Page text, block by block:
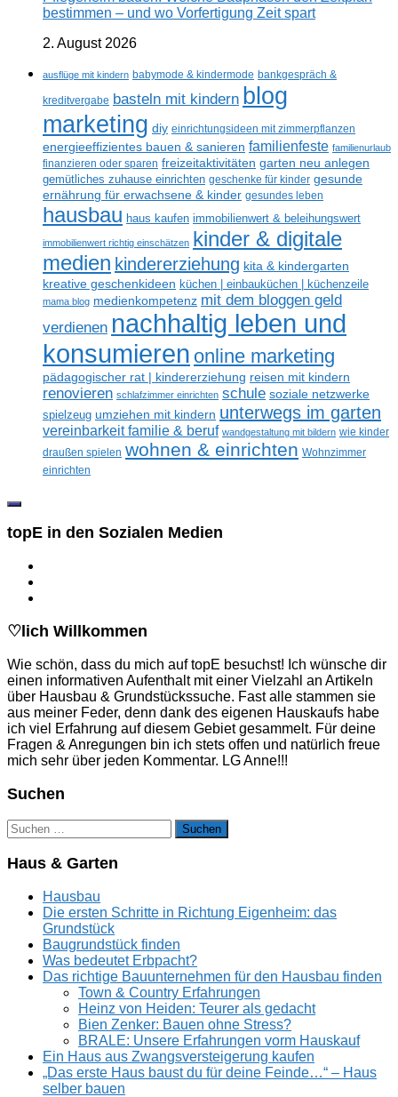
bestimmen – und wo Vorfertigung Zeit spart
2. August 2026
ausflüge mit kindern babymode & kindermode bankgespräch &
kreditvergabe basteln mit kindern blog
marketing diy einrichtungsideen mit zimmerpflanzen
energieeffizientes bauen & sanieren familienfeste familienurlaub
finanzieren oder sparen freizeitaktivitäten garten neu anlegen
gemütliches zuhause einrichten geschenke für kinder gesunde
ernährung für erwachsene & kinder gesundes leben
hausbau haus kaufen immobilienwert & beleihungswert
immobilienwert richtig einschätzen kinder & digitale
medien kindererziehung kita & kindergarten
kreative geschenkideen küchen | einbauküchen | küchenzeile
mama blog medienkompetenz mit dem bloggen geld
verdienen nachhaltig leben und
konsumieren online marketing
pädagogischer rat | kindererziehung reisen mit kindern
renovieren schlafzimmer einrichten schule soziale netzwerke
spielzeug umziehen mit kindern unterwegs im garten
vereinbarkeit familie & beruf wandgestaltung mit bildern wie kinder
draußen spielen wohnen & einrichten Wohnzimmer
einrichten
topE in den Sozialen Medien
♡lich Willkommen
Wie schön, dass du mich auf topE besuchst! Ich wünsche dir
einen informativen Aufenthalt mit einer Vielzahl an Artikeln
über Hausbau & Grundstückssuche. Fast alle stammen sie
aus meiner Feder, denn dank des eigenen Hauskaufs habe
ich viel Erfahrung auf diesem Gebiet gesammelt. Für deine
Fragen & Anregungen bin ich stets offen und natürlich freue
mich sehr über jeden Kommentar. LG Anne!!!
Suchen
Suchen
nach:
Haus & Garten
Hausbau
Die ersten Schritte in Richtung Eigenheim: das
Grundstück
Baugrundstück finden
Was bedeutet Erbpacht?
Das richtige Bauunternehmen für den Hausbau finden
Town & Country Erfahrungen
Heinz von Heiden: Teurer als gedacht
Bien Zenker: Bauen ohne Stress?
BRALE: Unsere Erfahrungen vorm Hauskauf
Ein Haus aus Zwangsversteigerung kaufen
„Das erste Haus baust du für deine Feinde…“ – Haus
selber bauen